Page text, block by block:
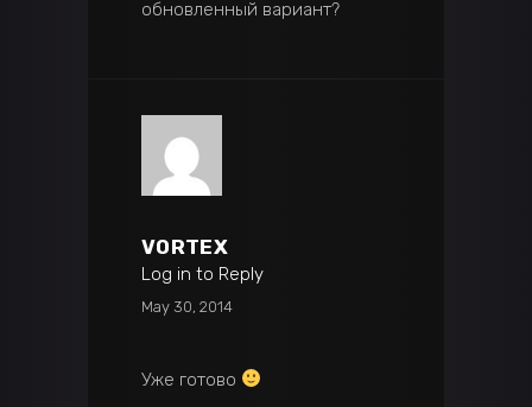
обновленный вариант?
VORTEX
Log in to Reply
May 30, 2014
Уже готово